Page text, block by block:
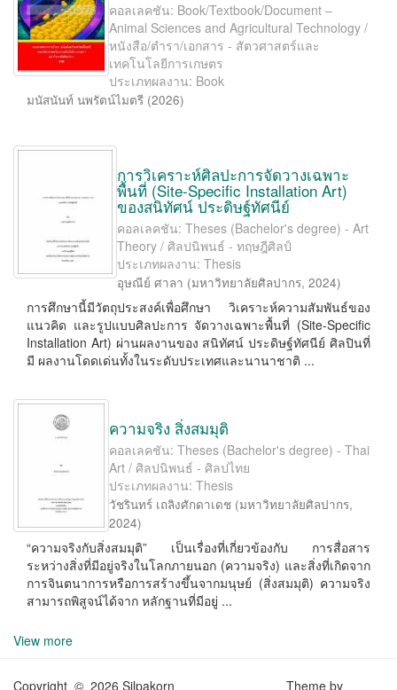
คอลเลคชัน: Book/Textbook/Document –
Animal Sciences and Agricultural Technology /
หนังสือ/ตำรา/เอกสาร - สัตวศาสตร์และ
เทคโนโลยีการเกษตร
ประเภทผลงาน: Book
มนัสนันท์ นพรัตน์ไมตรี (2026)
การวิเคราะห์ศิลปะการจัดวางเฉพาะ
พื้นที่ (Site-Speciﬁc Installation Art)
ของสนิทัศน์ ประดิษฐ์ทัศนีย์
คอลเลคชัน: Theses (Bachelor's degree) - Art
Theory / ศิลปนิพนธ์ - ทฤษฎีศิลป์
ประเภทผลงาน: Thesis
อุษณีย์ ศาลา (มหาวิทยาลัยศิลปากร,2024)
การศึกษานี้มีวัตถุประสงค์เพื่อศึกษา วิเคราะห์ความสัมพันธ์ของ
แนวคิด และรูปแบบศิลปะการ จัดวางเฉพาะพื้นที่ (Site-Speciﬁc
Installation Art) ผ่านผลงานของ สนิทัศน์ ประดิษฐ์ทัศนีย์ ศิลปินที่
มี ผลงานโดดเด่นทั้งในระดับประเทศและนานาชาติ ...
ความจริง สิ่งสมมุติ
คอลเลคชัน: Theses (Bachelor's degree) - Thai
Art / ศิลปนิพนธ์ - ศิลปไทย
ประเภทผลงาน: Thesis
วัชรินทร์ เถลิงศักดาเดช (มหาวิทยาลัยศิลปากร,
2024)
“ความจริงกับสิ่งสมมุติ” เป็นเรื่องที่เกี่ยวข้องกับ การสื่อสาร
ระหว่างสิ่งที่มีอยู่จริงในโลกภายนอก (ความจริง) และสิ่งที่เกิดจาก
การจินตนาการหรือการสร้างขึ้นจากมนุษย์ (สิ่งสมมุติ) ความจริง
สามารถพิสูจน์ได้จาก หลักฐานที่มีอยู่ ...
View more
Copyright © 2026 Silpakorn Theme by